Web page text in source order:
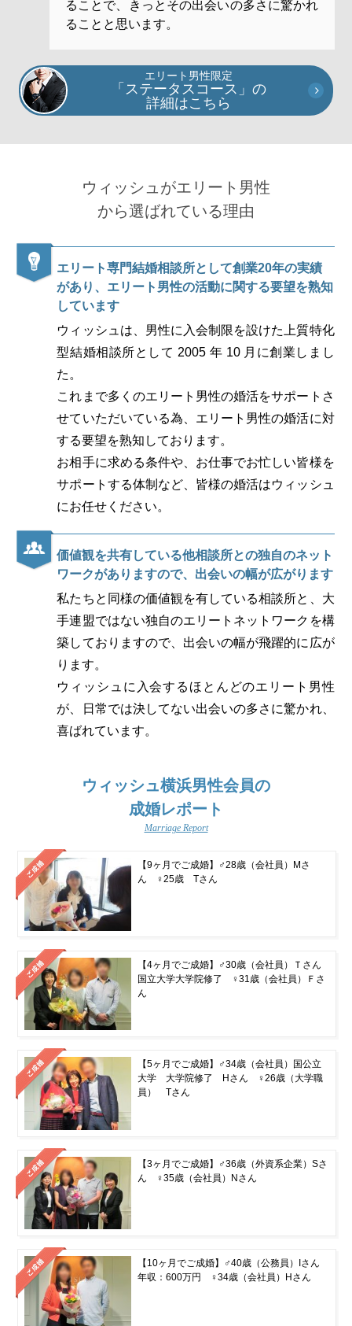
ることで、きっとその出会いの多さに驚かれ
ることと思います。
エリート男性限定
「ステータスコース」の
詳細はこちら
ウィッシュがエリート男性
から選ばれている理由
エリート専門結婚相談所として創業20年の実績
があり、 エリート男性の活動に関する要望を熟知
しています
ウィッシュは、男性に入会制限を設けた上質特化
型結婚相談所として 2005 年 10 月に創業しまし
た。
これまで多くのエリート男性の婚活をサポートさ
せていただいている為、エリート男性の婚活に対
する要望を熟知しております。
お相手に求める条件や、お仕事でお忙しい皆様を
サポートする体制など、皆様の婚活はウィッシュ
にお任せください。
価値観を共有している他相談所との独自のネット
ワークがありますので、 出会いの幅が広がります
私たちと同様の価値観を有している相談所と、大
手連盟ではない独自のエリートネットワークを構
築しておりますので、出会いの幅が飛躍的に広が
ります。
ウィッシュに入会するほとんどのエリート男性
が、日常では決してない出会いの多さに驚かれ、
喜ばれています。
ウィッシュ横浜男性会員の
成婚レポート
Marriage Report
【9ヶ月でご成婚】♂28歳（会社員）Mさ
ん ♀25歳 Tさん
【4ヶ月でご成婚】♂30歳（会社員）Ｔさん
国立大学大学院修了 ♀31歳（会社員）Ｆさ
ん
【5ヶ月でご成婚】♂34歳（会社員）国公立
大学 大学院修了 Hさん ♀26歳（大学職
員） Tさん
【3ヶ月でご成婚】♂36歳（外資系企業）Sさ
ん ♀35歳（会社員）Nさん
【10ヶ月でご成婚】♂40歳（公務員）Iさん
年収：600万円 ♀34歳（会社員）Hさん